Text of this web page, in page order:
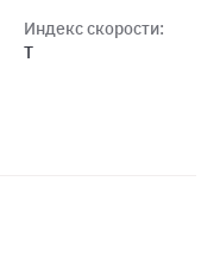
Индекс скорости:
T